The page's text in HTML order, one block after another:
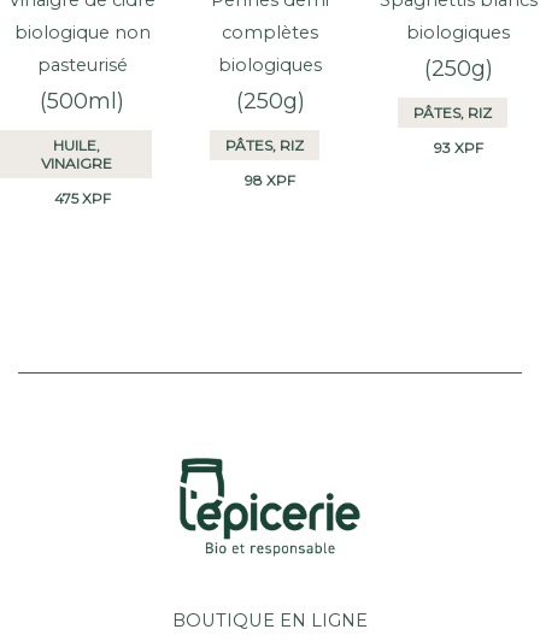
biologique non
pasteurisé
(500ml)
HUILE,
VINAIGRE
475XPF
complètes
biologiques
(250g)
PÂTES, RIZ
98 XPF
biologiques
(250g)
PÂTES, RIZ
93 XPF
BOUTIQUE EN LIGNE